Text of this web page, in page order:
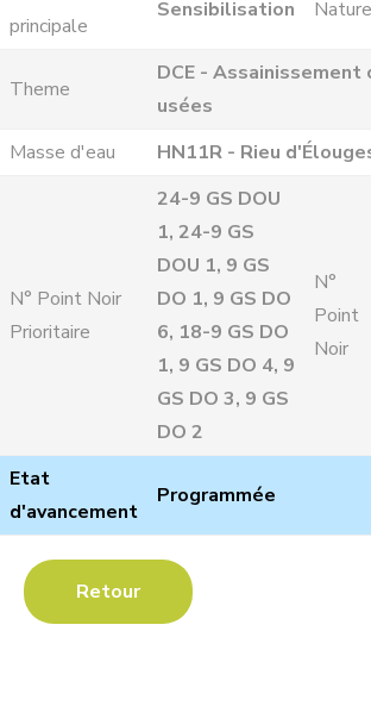
principale
Sensibilisation
Theme
DCE -
usées
Masse d'eau
HN11R - Rieu
N° Point Noir
Prioritaire
24-9 GS DOU
1, 24-9 GS
DOU 1, 9 GS
DO 1, 9 GS DO
6, 18-9 GS DO
1, 9 GS DO 4, 9
GS DO 3, 9 GS
DO 2
N°
Point
Noir
Etat
d'avancement
Programmée
Retour